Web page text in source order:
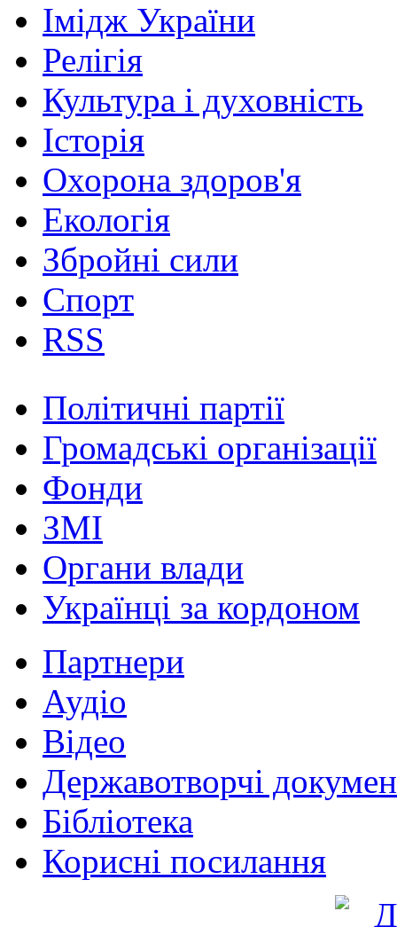
Імідж України
Релігія
Культура і духовність
Історія
Охорона здоров'я
Екологія
Збройні сили
Спорт
RSS
Політичні партії
Громадські організації
Фонди
ЗМІ
Органи влади
Українці за кордоном
Партнери
Аудіо
Відео
Державотворчі
Бібліотека
Корисні посилання